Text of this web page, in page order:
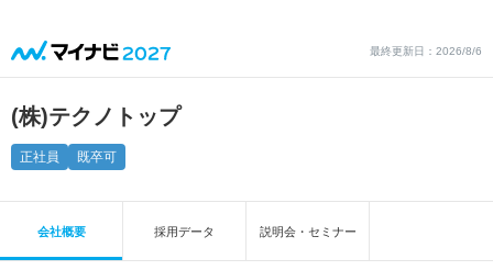
最終更新日：2026/8/6
(株)テクノトップ
正社員 既卒可
会社概要 採用データ 説明会・セミナー